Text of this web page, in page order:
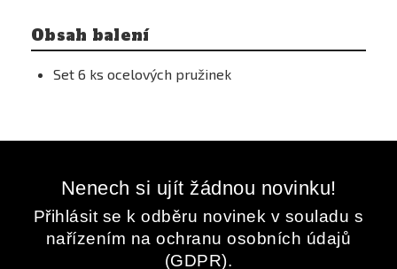
Obsah balení
Set 6 ks ocelových pružinek
Nenech si ujít žádnou novinku!
Přihlásit se k odběru novinek v souladu s
nařízením na ochranu osobních údajů
(GDPR).